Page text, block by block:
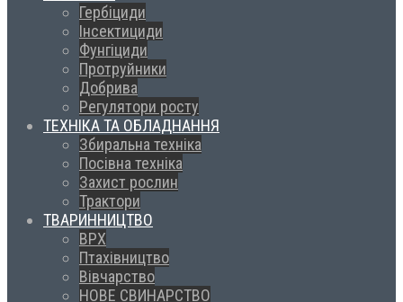
Гербіциди
Інсектициди
Фунгіциди
Протруйники
Добрива
Регулятори росту
ТЕХНІКА ТА ОБЛАДНАННЯ
Збиральна техніка
Посівна техніка
Захист рослин
Трактори
ТВАРИННИЦТВО
ВРХ
Птахівництво
Вівчарство
НОВЕ СВИНАРСТВО